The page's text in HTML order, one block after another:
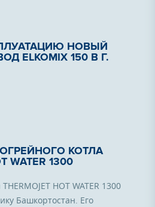
НОВЫЙ
ELKOMIX 150 В Г.
КОТЛА
WATER 1300
HOT WATER 1300
Башкортостан. Его